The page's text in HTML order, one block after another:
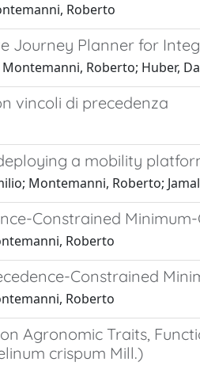
Roberto
Journey Planner for
Montemanni, Roberto; Huber,
vincoli di precedenza
a mobility
Montemanni, Roberto;
Constrained
Roberto
Constrained
Roberto
Agronomic Traits,
crispum Mill.)